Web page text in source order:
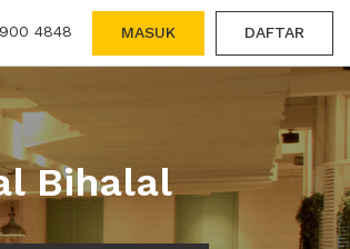
4848 MASUK DAFTAR
Bihalal